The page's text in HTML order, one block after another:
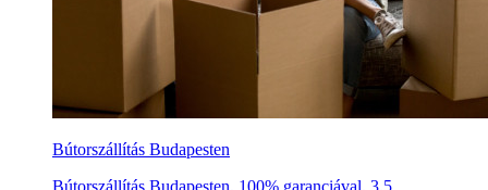
Bútorszállítás Budapesten